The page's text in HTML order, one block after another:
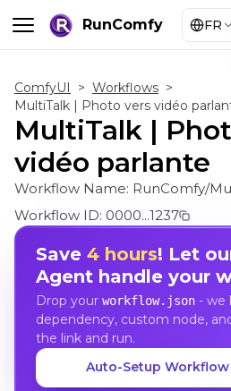
RunComfy FR
ComfyUI > Workflows >
MultiTalk | Photo vers vidéo
MultiTalk |
vidéo parlante
Workflow Name: RunComfy/
Workflow ID: 0000...1237
Save 4 hours! Let
Agent handle your
Drop your workflow.json- we
dependency, custom node,
the link and run.
Auto-Setup Workflow